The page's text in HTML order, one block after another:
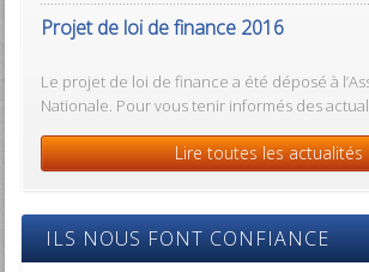
Projet de loi de finance 2016
Le projet de loi de finance a été déposé à
Nationale. Pour vous tenir informés des
Lire toutes les actualités
ILS NOUS FONT CONFIANCE